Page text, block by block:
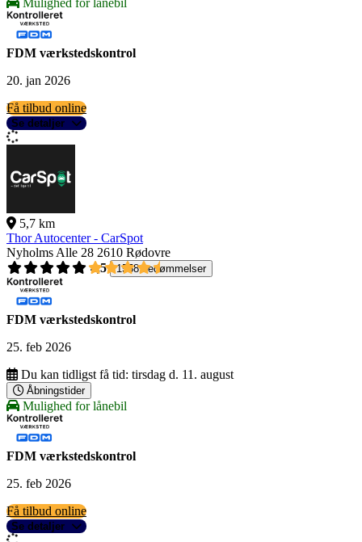
Mulighed for lånebil
FDM værkstedskontrol
20. jan 2026
Få tilbud online
Se detaljer
5,7 km
Thor Autocenter - CarSpot
Nyholms Alle 28 2610 Rødovre
4,5
1558 bedømmelser
FDM værkstedskontrol
25. feb 2026
Du kan tidligst få tid: tirsdag d. 11. august
Åbningstider
Mulighed for lånebil
FDM værkstedskontrol
25. feb 2026
Få tilbud online
Se detaljer